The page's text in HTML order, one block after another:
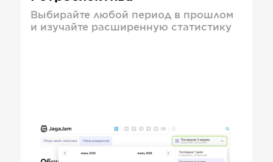
Выбирайте любой период в прошлом
и изучайте расширенную статистику